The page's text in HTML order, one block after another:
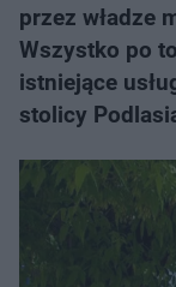
przez władze
Wszystko po
istniejące
stolicy